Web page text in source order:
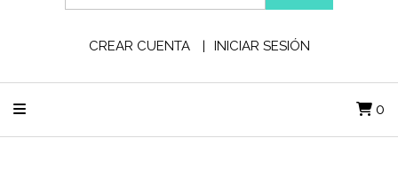
CREAR CUENTA INICIAR SESIÓN
0